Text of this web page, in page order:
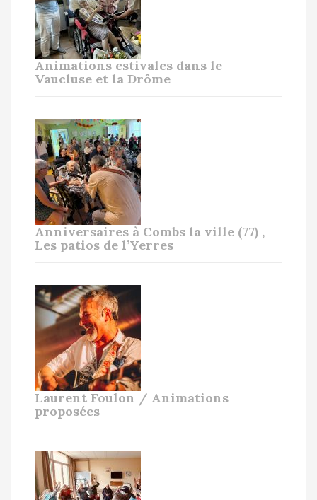
Animations estivales dans le
Vaucluse et la Drôme
Anniversaires à Combs la ville (77) ,
Les patios de l’Yerres
Laurent Foulon / Animations
proposées